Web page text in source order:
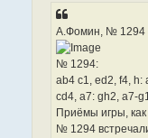
А.Фомин, № 1294
№ 1294:
ab4 c1, ed2, f4, h:
cd4, a7: gh2, a7-
Приёмы игры,
№ 1294